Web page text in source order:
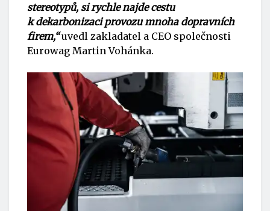
stereotypů, si rychle najde cestu
k dekarbonizaci provozu mnoha dopravních
firem,“uvedl zakladatel a CEO společnosti
Eurowag Martin Vohánka.